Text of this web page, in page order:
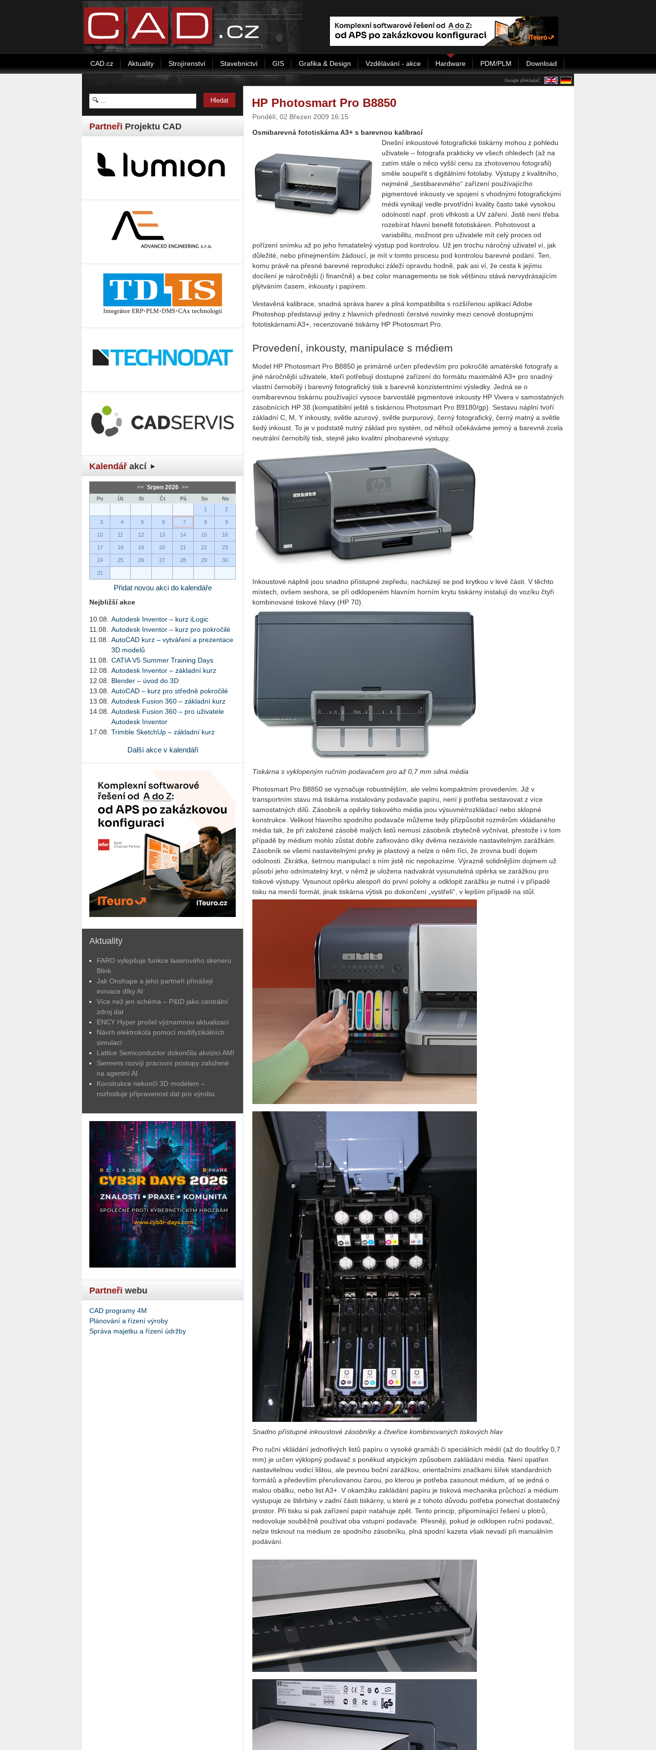
CAD.cz Aktuality Strojírenství Stavebnictví GIS Grafika & Design Vzdělávání - akce Hardware PDM/PLM Download
Google překladač:
Partneři Projektu CAD
Kalendář akcí
<< Srpen 2026 >>
Po Út St Čt Pá So
Ne
1
2
3 4 5 6 7 8 9
10 11 12 13 14 15 16
17 18 19 20 21 22 23
24 25 26 27 28 29 30
31
Přidat novou akci do kalendáře
Nejbližší akce
10.08.
Autodesk Inventor – kurz iLogic
11.08.
Autodesk Inventor – kurz pro pokročilé
11.08.
AutoCAD kurz – vytváření a prezentace
3D modelů
11.08.
CATIA V5 Summer Training Days
12.08.
Autodesk Inventor – základní kurz
12.08.
Blender – úvod do 3D
13.08.
AutoCAD – kurz pro středně pokročilé
13.08.
Autodesk Fusion 360 – základní kurz
14.08.
Autodesk Fusion 360 – pro uživatele
Autodesk Inventor
17.08.
Trimble SketchUp – základní kurz
Další akce v kalendáři
Aktuality
FARO vylepšuje funkce laserového skeneru
Blink
Jak Onshape a jeho partneři přinášejí
inovace díky AI
Více než jen schéma – P&ID jako centrální
zdroj dat
ENCY Hyper prošel významnou aktualizací
Návrh elektrokola pomocí multifyzikálních
simulací
Lattice Semiconductor dokončila akvizici AMI
Siemens rozvíjí pracovní postupy založené
na agentní AI
Konstrukce nekončí 3D modelem –
rozhoduje připravenost dat pro výrobu
Partneři webu
CAD programy 4M
Plánování a řízení výroby
Správa majetku a řízení údržby
HP Photosmart Pro B8850
Pondělí, 02 Březen 2009 16:15
Osmibarevná fototiskárna A3+ s barevnou kalibrací
Dnešní inkoustové fotografické tiskárny mohou z pohledu
uživatele – fotografa prakticky ve všech ohledech (až na
zatím stále o něco vyšší cenu za zhotovenou fotografii)
směle soupeřit s digitálními fotolaby. Výstupy z kvalitního,
nejméně „šestibarevného“ zařízení používajícího
pigmentové inkousty ve spojení s vhodnými fotografickými
médii vynikají vedle prvotřídní kvality často také vysokou
odolností např. proti vlhkosti a UV záření. Jistě není třeba
rozebírat hlavní benefit fototiskáren. Pohotovost a
variabilitu, možnost pro uživatele mít celý proces od
pořízení snímku až po jeho hmatatelný výstup pod kontrolou. Už jen trochu náročný uživatel ví, jak
důležité, nebo přinejmenším žádoucí, je mít v tomto procesu pod kontrolou barevné podání. Ten,
komu právě na přesné barevné reprodukci záleží opravdu hodně, pak asi ví, že cesta k jejímu
docílení je náročnější (i finančně) a bez color managementu se tisk většinou stává nervydrásajícím
plýtváním časem, inkousty i papírem.
Vestavěná kalibrace, snadná správa barev a plná kompatibilita s rozšířenou aplikací Adobe
Photoshop představují jedny z hlavních předností čerstvé novinky mezi cenově dostupnými
fototiskárnami A3+, recenzované tiskárny HP Photosmart Pro.
Provedení, inkousty, manipulace s médiem
Model HP Photosmart Pro B8850 je primárně určen především pro pokročilé amatérské fotografy a
jiné náročnější uživatele, kteří potřebují dostupné zařízení do formátu maximálně A3+ pro snadný
vlastní černobílý i barevný fotografický tisk s barevně konzistentními výsledky. Jedná se o
osmibarevnou tiskárnu používající vysoce barvostálé pigmentové inkousty HP Vivera v samostatných
zásobnících HP 38 (kompatibilní ještě s tiskárnou Photosmart Pro B9180/gp). Sestavu náplní tvoří
základní C, M, Y inkousty, světle azurový, světle purpurový, černý fotografický, černý matný a světle
šedý inkoust. To je v podstatě nutný základ pro systém, od něhož očekáváme jemný a barevně zcela
neutrální černobílý tisk, stejně jako kvalitní plnobarevné výstupy.
Inkoustové náplně jsou snadno přístupné zepředu, nacházejí se pod krytkou v levé části. V těchto
místech, ovšem seshora, se při odklopeném hlavním horním krytu tiskárny instalují do vozíku čtyři
kombinované tiskové hlavy (HP 70).
Tiskárna s vyklopeným ručním podavačem pro až 0,7 mm silná média
Photosmart Pro B8850 se vyznačuje robustnějším, ale velmi kompaktním provedením. Již v
transportním stavu má tiskárna instalovány podavače papíru, není ji potřeba sestavovat z více
samostatných dílů. Zásobník a opěrky tiskového média jsou výsuvné/rozkládací nebo sklopné
konstrukce. Velikost hlavního spodního podavače můžeme tedy přizpůsobit rozměrům vkládaného
média tak, že při založené zásobě malých listů nemusí zásobník zbytečně vyčnívat, přestože i v tom
případě by médium mohlo zůstat dobře zafixováno díky dvěma nezávisle nastavitelným zarážkám.
Zásobník se všemi nastavitelnými prvky je plastový a nelze o něm říci, že zrovna budí dojem
odolnosti. Zkrátka, šetrnou manipulací s ním jistě nic nepokazíme. Výrazně solidnějším dojmem už
působí jeho odnímatelný kryt, v němž je uložena nadvakrát vysunutelná opěrka se zarážkou pro
tiskové výstupy. Vysunout opěrku alespoň do první polohy a odklopit zarážku je nutné i v případě
tisku na menší formát, jinak tiskárna výtisk po dokončení „vystřelí“, v lepším případě na stůl.
Snadno přístupné inkoustové zásobníky a čtveřice kombinovaných tiskových hlav
Pro ruční vkládání jednotlivých listů papíru o vysoké gramáži či speciálních médií (až do tloušťky 0,7
mm) je určen výklopný podavač s poněkud atypickým způsobem zakládání média. Není opatřen
nastavitelnou vodicí lištou, ale pevnou boční zarážkou, orientačními značkami šířek standardních
formátů a především přerušovanou čarou, po kterou je potřeba zasunout médium, ať se jedná o
malou obálku, nebo list A3+. V okamžiku zakládání papíru je tisková mechanika průchozí a médium
vystupuje ze štěrbiny v zadní části tiskárny, u které je z tohoto důvodu potřeba ponechat dostatečný
prostor. Při tisku si pak zařízení papír natahuje zpět. Tento princip, připomínající řešení u plotrů,
nedovoluje souběžně používat oba vstupní podavače. Přesněji, pokud je odklopen ruční podavač,
nelze tisknout na médium ze spodního zásobníku, plná spodní kazeta však nevadí při manuálním
podávání.